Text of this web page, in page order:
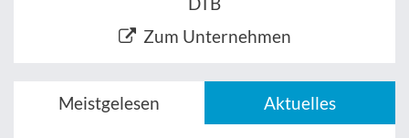
Zum Unternehmen
Meistgelesen Aktuelles